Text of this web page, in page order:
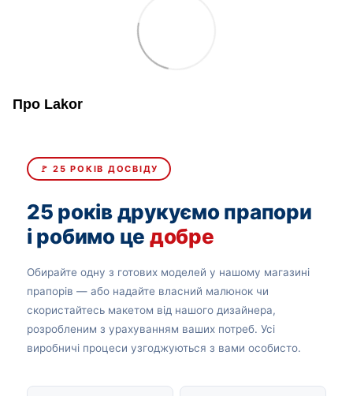
Про Lakor
🚩 25 РОКІВ ДОСВІДУ
25 років друкуємо прапори
і робимо це добре
Обирайте одну з готових моделей у нашому магазині
прапорів — або надайте власний малюнок чи
скористайтесь макетом від нашого дизайнера,
розробленим з урахуванням ваших потреб. Усі
виробничі процеси узгоджуються з вами особисто.